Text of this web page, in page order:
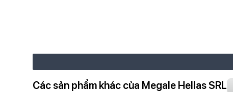
Các sản phẩm khác của Megale Hellas SRL